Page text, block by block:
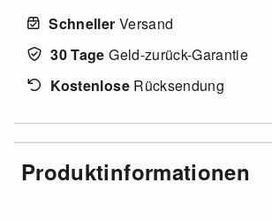
Schneller Versand
30 Tage Geld-zurück-Garantie
KostenloseRücksendung
Produktinformationen